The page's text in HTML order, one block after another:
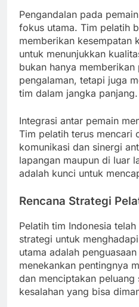
Pengandalan pada
fokus utama. Tim pelatih
memberikan kesempatan
untuk menunjukkan
bukan hanya memberikan
pengalaman, tetapi juga
tim dalam jangka panjang.
Integrasi antar pemain
Tim pelatih terus mencari
komunikasi dan sinergi
lapangan maupun di luar
adalah kunci untuk
Rencana Strategi
Pelatih tim Indonesia
strategi untuk
utama adalah
menekankan pentingnya
dan menciptakan
kesalahan yang bisa